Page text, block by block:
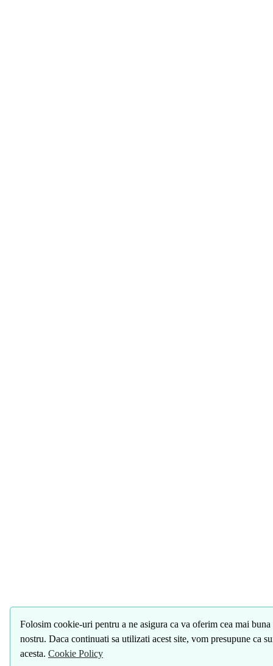
Folosim cookie-uri pentru a ne asigura ca va oferim cea mai
nostru. Daca continuati sa utilizati acest site, vom presupune ca
acesta. Cookie Policy